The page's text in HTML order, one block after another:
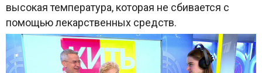
высокая температура, которая не сбивается с
помощью лекарственных средств.